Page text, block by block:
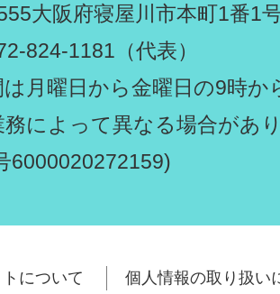
大阪府寝屋川市本町1番1
824-1181（代表）
月曜日から金曜日の9時か
務によって異なる場合があ
6000020272159)
について
個人情報の取り扱い